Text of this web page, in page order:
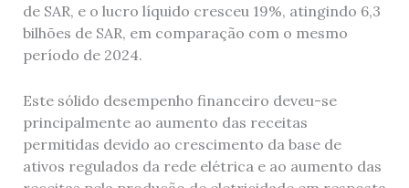
de SAR, e o lucro líquido cresceu 19%, atingindo 6,3
bilhões de SAR, em comparação com o mesmo
período de 2024.
Este sólido desempenho financeiro deveu-se
principalmente ao aumento das receitas
permitidas devido ao crescimento da base de
ativos regulados da rede elétrica e ao aumento das